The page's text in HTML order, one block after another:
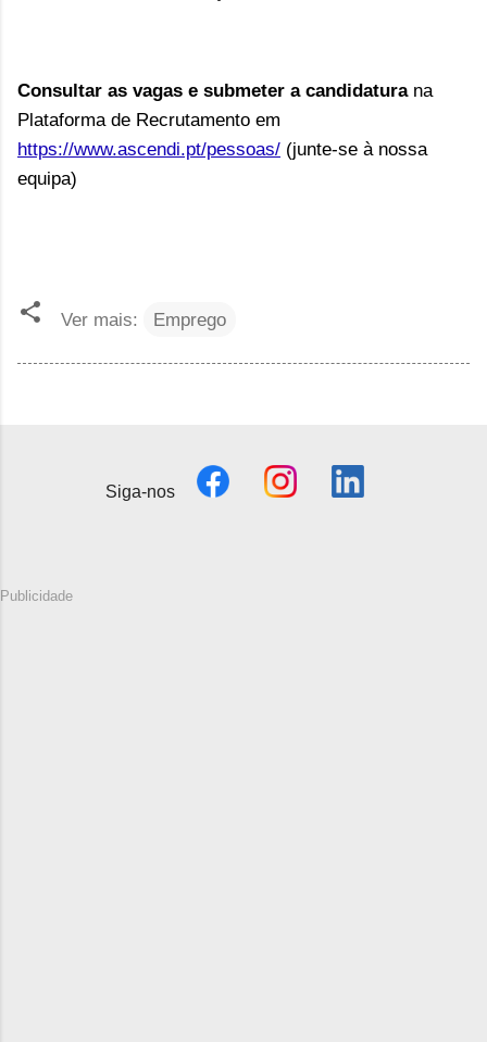
Consultar as vagas e submeter a candidatura na
Plataforma de Recrutamento em
https://www.ascendi.pt/pessoas/ (junte-se à nossa
equipa)
Ver mais: Emprego
Siga-nos
Publicidade